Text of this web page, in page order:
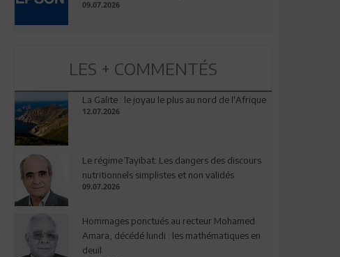
09.07.2026
LES + COMMENTÉS
La Galite : le joyau le plus au nord de l'Afrique
12.07.2026
Le régime Tayibat: Les dangers des discours
nutritionnels simplistes et non validés
09.07.2026
Hommages ponctués au recteur Mohamed
Amara, décédé lundi : les mathématiques en
deuil